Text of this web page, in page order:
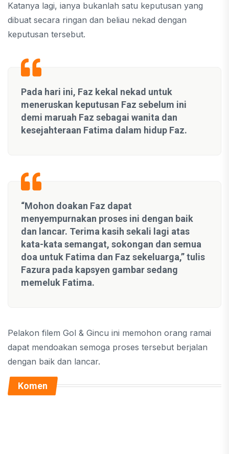
Katanya lagi, ianya bukanlah satu keputusan yang
dibuat secara ringan dan beliau nekad dengan
keputusan tersebut.
Pada hari ini, Faz kekal nekad untuk
meneruskan keputusan Faz sebelum ini
demi maruah Faz sebagai wanita dan
kesejahteraan Fatima dalam hidup Faz.
“Mohon doakan Faz dapat
menyempurnakan proses ini dengan baik
dan lancar. Terima kasih sekali lagi atas
kata-kata semangat, sokongan dan semua
doa untuk Fatima dan Faz sekeluarga,” tulis
Fazura pada kapsyen gambar sedang
memeluk Fatima.
Pelakon filem Gol & Gincu ini memohon orang ramai
dapat mendoakan semoga proses tersebut berjalan
dengan baik dan lancar.
Komen